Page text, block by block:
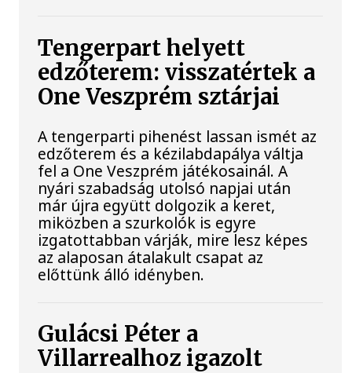
Tengerpart helyett
edzőterem: visszatértek a
One Veszprém sztárjai
A tengerparti pihenést lassan ismét az
edzőterem és a kézilabdapálya váltja
fel a One Veszprém játékosainál. A
nyári szabadság utolsó napjai után
már újra együtt dolgozik a keret,
miközben a szurkolók is egyre
izgatottabban várják, mire lesz képes
az alaposan átalakult csapat az
előttünk álló idényben.
Gulácsi Péter a
Villarrealhoz igazolt